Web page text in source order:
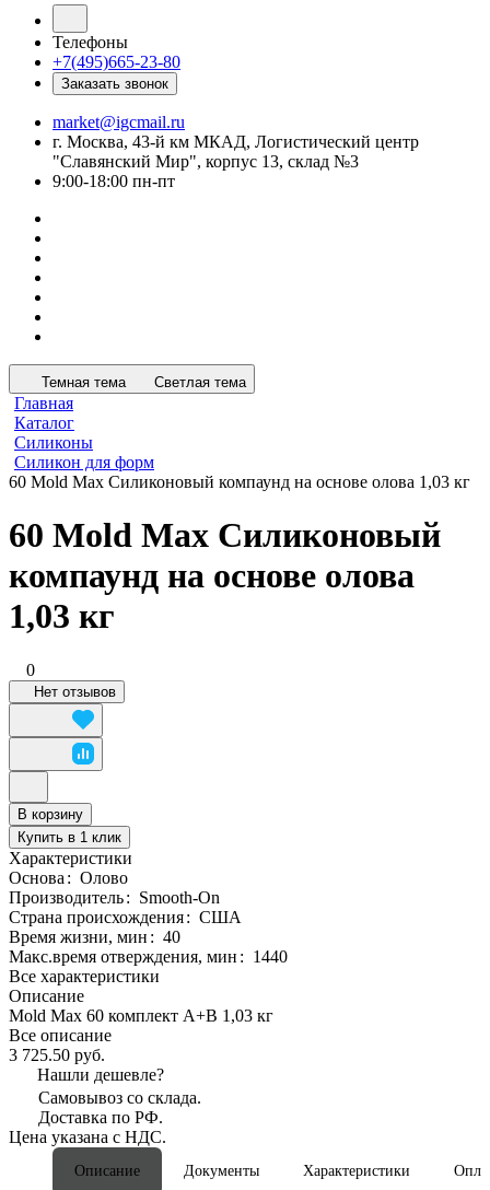
Телефоны
+7(495)665-23-80
Заказать звонок
market@igcmail.ru
г. Москва, 43-й км МКАД, Логистический центр
"Славянский Мир", корпус 13, склад №3
9:00-18:00 пн-пт
Темная тема Светлая тема
Главная
Каталог
Силиконы
Силикон для форм
60 Mold Max Силиконовый компаунд на основе олова 1,03 кг
60 Mold Max Силиконовый
компаунд на основе олова
1,03 кг
0
Нет отзывов
В корзину
Купить в 1 клик
Характеристики
Основа : Олово
Производитель: Smooth-On
Страна происхождения: США
Время жизни, мин : 40
Макс.время отверждения, мин : 1440
Все характеристики
Описание
Mold Max 60 комплект А+В 1,03 кг
Все описание
3 725.50 руб.
Нашли дешевле?
Самовывоз со склада.
Доставка по РФ.
Цена указана с НДС.
Описание Документы Характеристики